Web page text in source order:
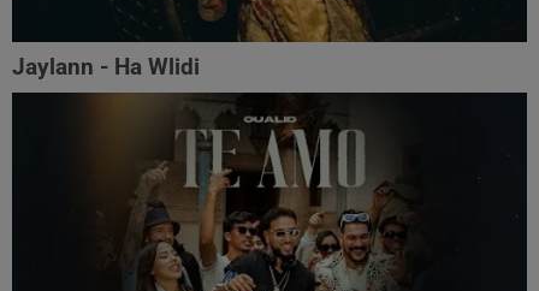
Jaylann - Ha Wlidi